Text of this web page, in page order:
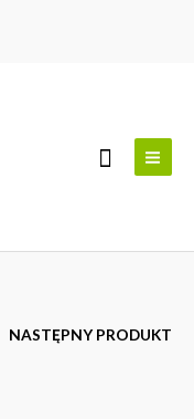
Szukaj
NASTĘPNY PRODUKT